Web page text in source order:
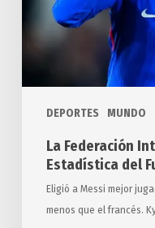
DEPORTES MUNDO
Estadística
Futbol
Mbappé
La Federación
Estadística del
Eligió a Messi mejor
menos que el francés.